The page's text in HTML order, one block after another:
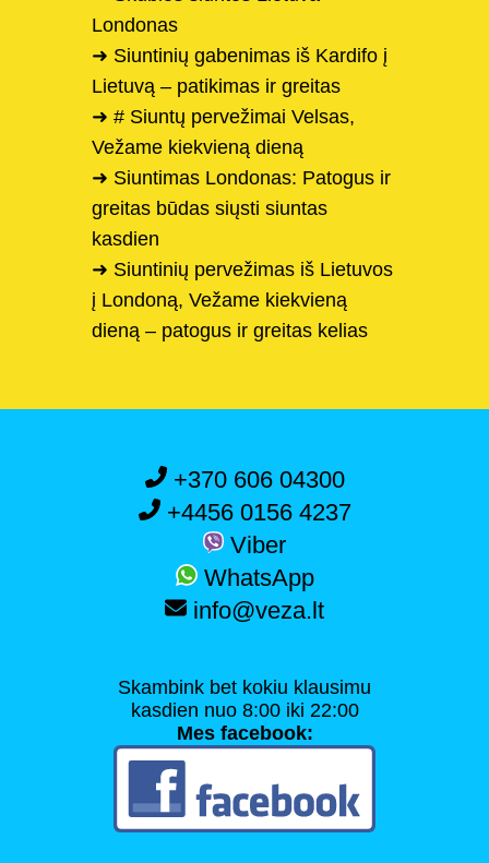
Londonas
➜ Siuntinių gabenimas iš Kardifo į
Lietuvą – patikimas ir greitas
➜ # Siuntų pervežimai Velsas,
Vežame kiekvieną dieną
➜ Siuntimas Londonas: Patogus ir
greitas būdas siųsti siuntas
kasdien
➜ Siuntinių pervežimas iš Lietuvos
į Londoną, Vežame kiekvieną
dieną – patogus ir greitas kelias
+370 606 04300
+4456 0156 4237
Viber
WhatsApp
info@veza.lt
Skambink bet kokiu klausimu
kasdien nuo 8:00 iki 22:00
Mes facebook: